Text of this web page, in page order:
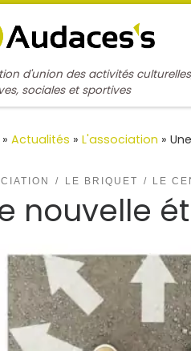
d'union des activités
sociales et sportives
» Actualités » L'association »
LE BRIQUET LE
nouvelle